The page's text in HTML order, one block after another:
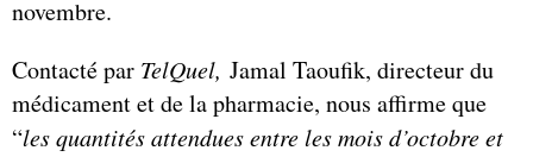
novembre.
Contacté par TelQuel, Jamal Taoufik, directeur du
médicament et de la pharmacie, nous affirme que
“les quantités attendues entre les mois d’octobre et